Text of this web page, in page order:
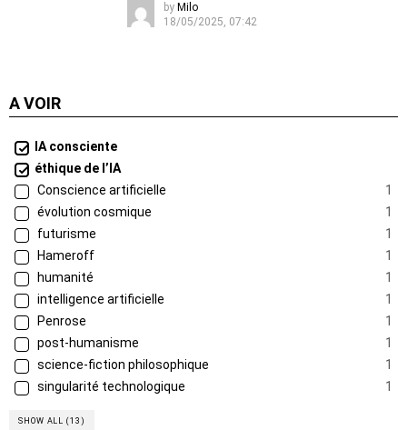
by Milo
18/05/2025, 07:42
A VOIR
IA consciente
éthique de l’IA
Conscience artificielle
1
évolution cosmique
1
futurisme
1
Hameroff
1
humanité
1
intelligence artificielle
1
Penrose
1
post-humanisme
1
science-fiction philosophique
1
singularité technologique
1
SHOW ALL (13)